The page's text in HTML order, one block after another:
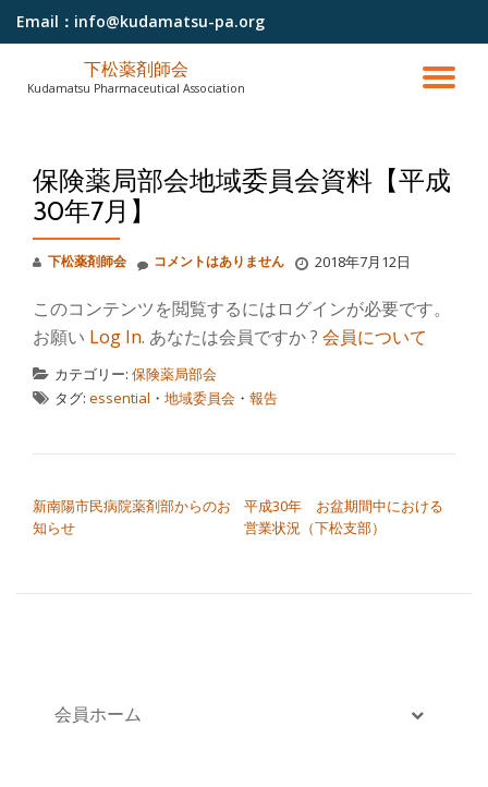
Email： info@kudamatsu-pa.org
ナ
ゲ
を
切
下松薬剤師会
Kudamatsu Pharmaceutical Association
保険薬局部会地域委員会資料【平成
30年7月】
下松薬剤師会 2018年7月12日
コメントはありません
このコンテンツを閲覧するにはログインが必要です。
お願い Log In. あなたは会員ですか ? 会員について
カテゴリー: 保険薬局部会
タグ: essential ・ 地域委員会 ・ 報告
新南陽市民病院薬剤部からのお
知らせ
平成30年 お盆期間中における
営業状況（下松支部）
会員ホーム